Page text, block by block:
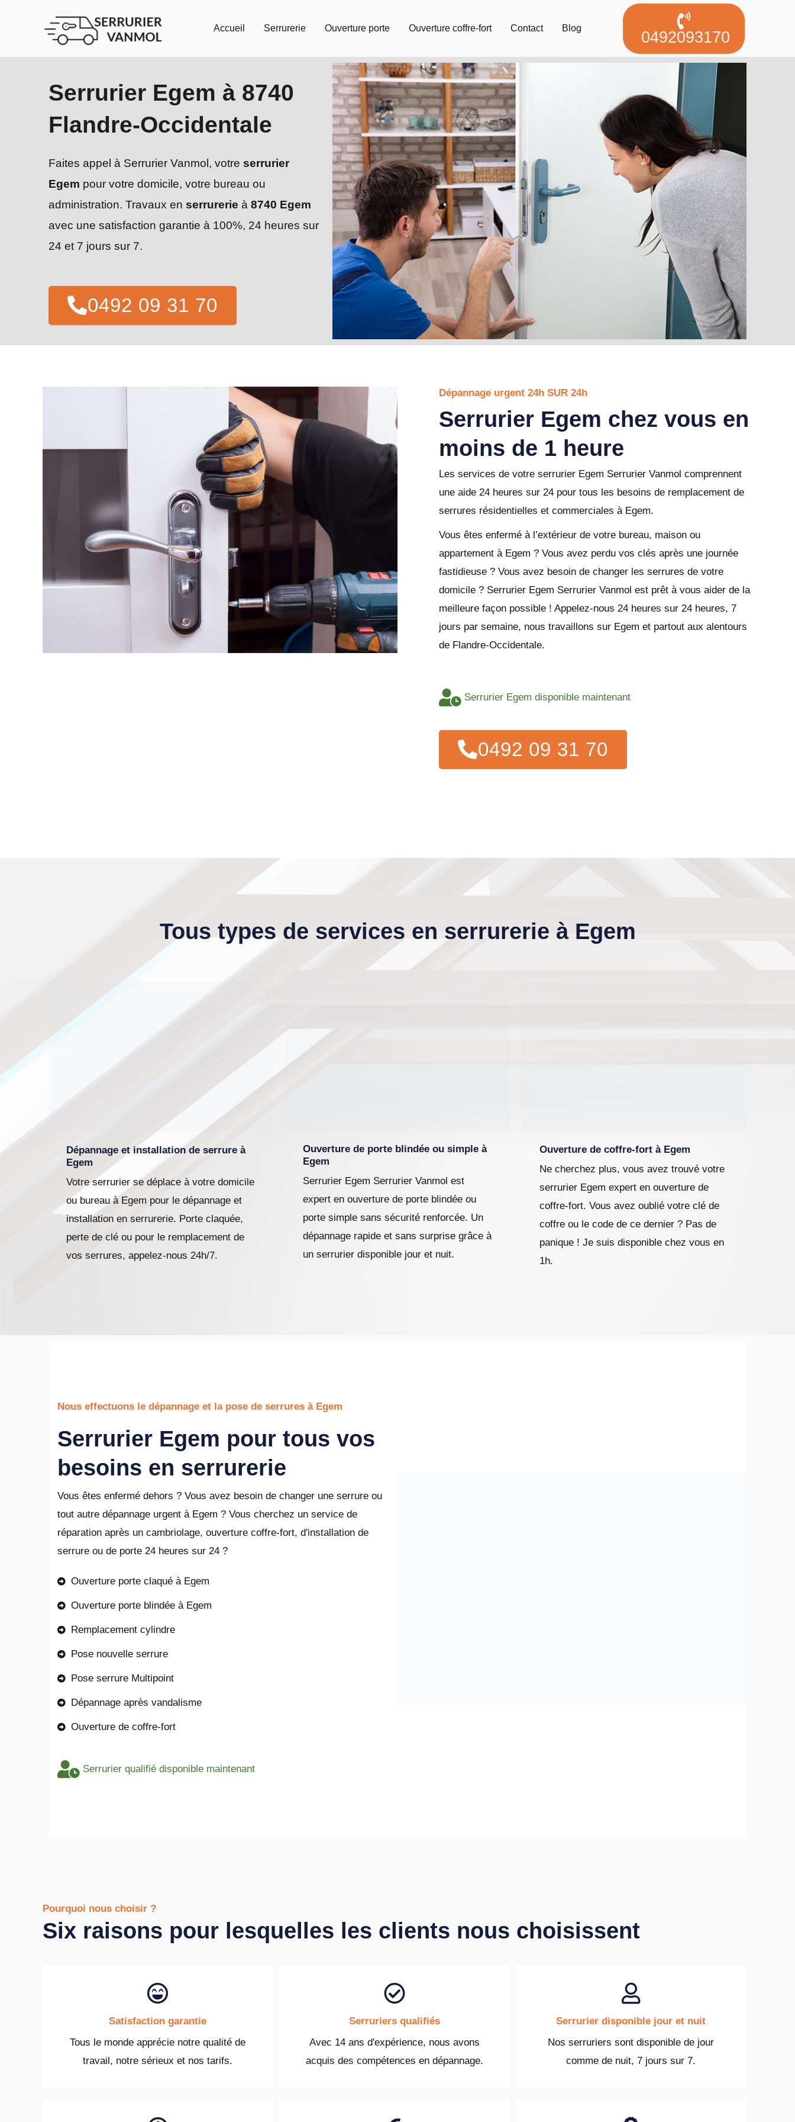
Accueil Serrurerie Ouverture porte Ouverture coffre-fort Contact Blog 0492093170
Serrurier Egem à 8740
Flandre-Occidentale
Faites appel à Serrurier Vanmol, votre serrurier
Egem pour votre domicile, votre bureau ou
administration. Travaux en serrurerie à 8740 Egem
avec une satisfaction garantie à 100%, 24 heures sur
24 et 7 jours sur 7.
0492 09 31 70
Dépannage urgent 24h SUR 24h
Serrurier Egem chez vous en
moins de 1 heure
Les services de votre serrurier Egem Serrurier Vanmol comprennent
une aide 24 heures sur 24 pour tous les besoins de remplacement de
serrures résidentielles et commerciales à Egem.
Vous êtes enfermé à l’extérieur de votre bureau, maison ou
appartement à Egem ? Vous avez perdu vos clés après une journée
fastidieuse ? Vous avez besoin de changer les serrures de votre
domicile ? Serrurier Egem Serrurier Vanmol est prêt à vous aider de la
meilleure façon possible ! Appelez-nous 24 heures sur 24 heures, 7
jours par semaine, nous travaillons sur Egem et partout aux alentours
de Flandre-Occidentale.
Serrurier Egem disponible maintenant
0492 09 31 70
Tous types de services en serrurerie à Egem
Dépannage et installation de serrure à
Egem
Votre serrurier se déplace à votre domicile
ou bureau à Egem pour le dépannage et
installation en serrurerie. Porte claquée,
perte de clé ou pour le remplacement de
vos serrures, appelez-nous 24h/7.
Ouverture de porte blindée ou simple à
Egem
Serrurier Egem Serrurier Vanmol est
expert en ouverture de porte blindée ou
porte simple sans sécurité renforcée. Un
dépannage rapide et sans surprise grâce à
un serrurier disponible jour et nuit.
Ouverture de coffre-fort à Egem
Ne cherchez plus, vous avez trouvé votre
serrurier Egem expert en ouverture de
coffre-fort. Vous avez oublié votre clé de
coffre ou le code de ce dernier ? Pas de
panique ! Je suis disponible chez vous en
1h.
Nous effectuons le dépannage et la pose de serrures à Egem
Serrurier Egem pour tous vos
besoins en serrurerie
Vous êtes enfermé dehors ? Vous avez besoin de changer une serrure ou
tout autre dépannage urgent à Egem ? Vous cherchez un service de
réparation après un cambriolage, ouverture coffre-fort, d'installation de
serrure ou de porte 24 heures sur 24 ?
Ouverture porte claqué à Egem
Ouverture porte blindée à Egem
Remplacement cylindre
Pose nouvelle serrure
Pose serrure Multipoint
Dépannage après vandalisme
Ouverture de coffre-fort
Serrurier qualifié disponible maintenant
Pourquoi nous choisir ?
Six raisons pour lesquelles les clients nous choisissent
Satisfaction garantie
Tous le monde apprécie notre qualité de
travail, notre sérieux et nos tarifs.
Serruriers qualifiés
Avec 14 ans d'expérience, nous avons
acquis des compétences en dépannage.
Serrurier disponible jour et nuit
Nos serruriers sont disponible de jour
comme de nuit, 7 jours sur 7.